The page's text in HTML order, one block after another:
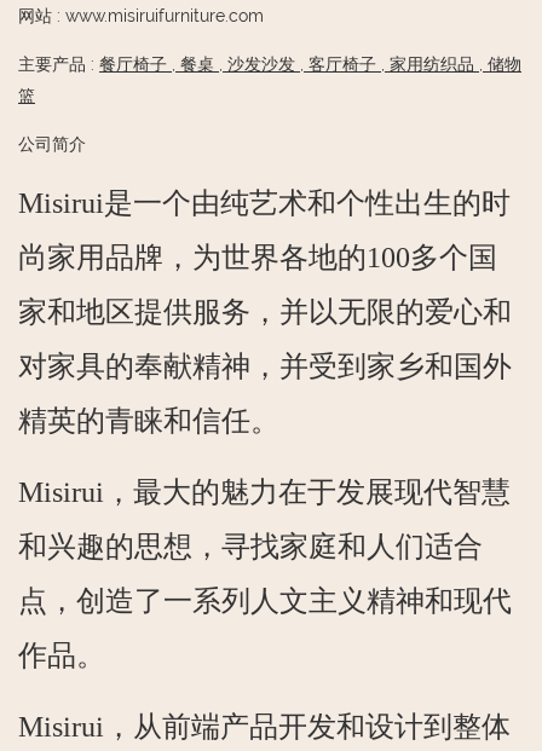
网站 : www.misiruifurniture.com
主要产品 : 餐厅椅子 餐桌 沙发沙发 客厅椅子 家用纺织品
储物
篮
公司简介
Misirui是一个由纯艺术和个性出生的时
尚家用品牌，为世界各地的100多个国
家和地区提供服务，并以无限的爱心和
对家具的奉献精神，并受到家乡和国外
精英的青睐和信任。
Misirui，最大的魅力在于发展现代智慧
和兴趣的思想，寻找家庭和人们适合
点，创造了一系列人文主义精神和现代
作品。
Misirui，从前端产品开发和设计到整体